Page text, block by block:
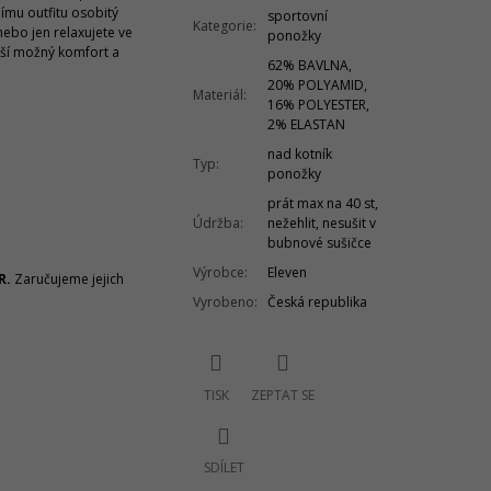
outfitu osobitý
jen relaxujete ve
možný komfort a
Zaručujeme jejich
Kategorie:
sportovní
ponožky
Materiál:
62% BAVLNA,
20% POLYAMID,
16% POLYESTER,
2% ELASTAN
Typ:
nad kotník
ponožky
Údržba:
prát max na 40 st,
nežehlit, nesušit v
bubnové sušičce
Výrobce:
Eleven
Vyrobeno: Česká republika
TISK ZEPTAT SE
SDÍLET